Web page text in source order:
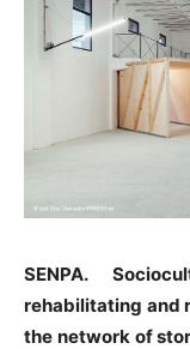
SENPA.
rehabilitating and
the network of